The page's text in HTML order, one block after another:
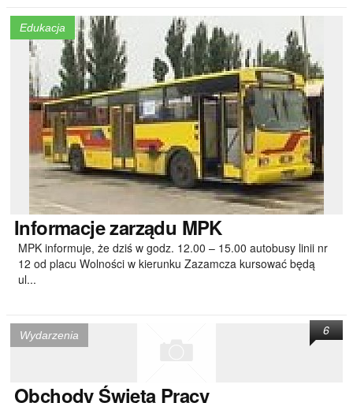
Edukacja
Informacjezarządu MPK
MPK informuje, że dziś w godz. 12.00 – 15.00 autobusy linii nr
12 od placu Wolności w kierunku Zazamcza kursować będą
ul...
Wydarzenia
ObchodyŚwięta Pracy
6